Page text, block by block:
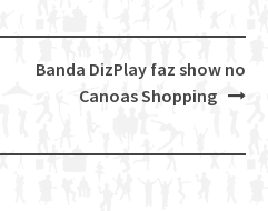
Banda DizPlay faz show no
Canoas Shopping